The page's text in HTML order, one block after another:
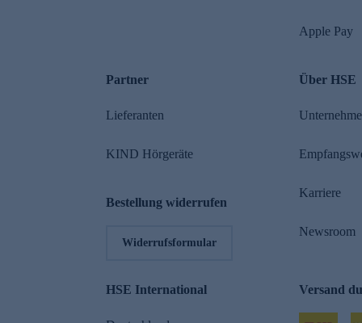
Apple Pay
Partner
Lieferanten
KIND Hörgeräte
Bestellung widerrufen
Widerrufsformular
Über HSE
Karriere
Newsroom
HSE International Versand